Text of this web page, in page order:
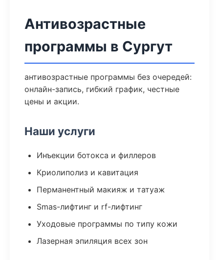
Антивозрастные
программы в Сургут
антивозрастные программы без очередей:
онлайн-запись, гибкий график, честные
цены и акции.
Наши услуги
Инъекции ботокса и филлеров
Криолиполиз и кавитация
Перманентный макияж и татуаж
Smas-лифтинг и rf-лифтинг
Уходовые программы по типу кожи
Лазерная эпиляция всех зон